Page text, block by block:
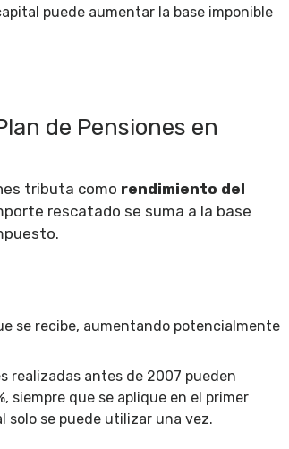
puede aumentar la base imponible
de Pensiones en
tributa como rendimiento del
rescatado se suma a la base
se recibe, aumentando potencialmente
realizadas antes de 2007 pueden
siempre que se aplique en el primer
solo se puede utilizar una vez.